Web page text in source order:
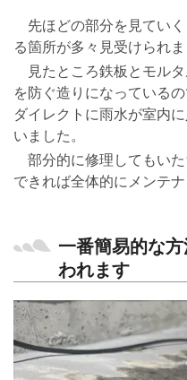
先ほどの部分を見てい
る箇所が多々見受けられま
見たところ鉄板とモルタ
を防ぐ造りになっている
ダイレクトに雨水が室内
いました。
部分的に修理してもいた
できれば全体的にメンテ
一番簡易的な
われます